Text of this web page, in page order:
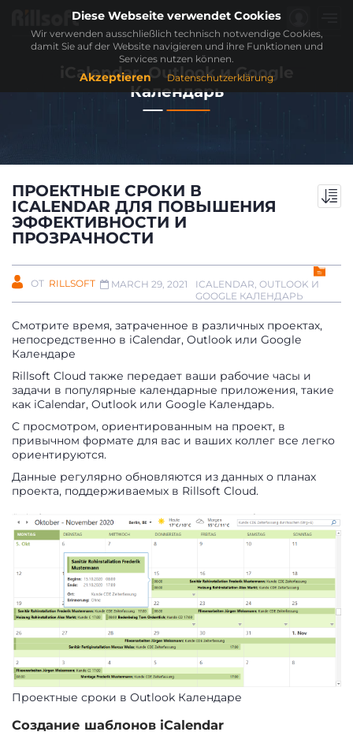
iCalendar, Outlook и Google
Календарь
ПРОЕКТНЫЕ СРОКИ В
ICALENDAR ДЛЯ ПОВЫШЕНИЯ
ЭФФЕКТИВНОСТИ И
ПРОЗРАЧНОСТИ
Смотрите время, затраченное в различных проектах,
непосредственно в iCalendar, Outlook или Google
Календаре
Rillsoft Cloud также передает ваши рабочие часы и
задачи в популярные календарные приложения, такие
как iCalendar, Outlook или Google Календарь.
С просмотром, ориентированным на проект, в
привычном формате для вас и ваших коллег все легко
ориентируются.
Данные регулярно обновляются из данных о планах
проекта, поддерживаемых в Rillsoft Cloud.
Проектные сроки в Outlook Календаре
Создание шаблонов iCalendar
ОТ RILLSOFT
ICALENDAR, OUTLOOK И
GOOGLE КАЛЕНДАРЬ
MARCH 29, 2021
Diese Webseite verwendet Cookies
Wir verwenden ausschließlich technisch notwendige Cookies,
damit Sie auf der Website navigieren und ihre Funktionen und
Services nutzen können.
Akzeptieren Datenschutzerklärung